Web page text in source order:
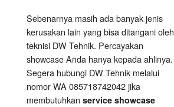
Sebenarnya masih ada banyak jenis
kerusakan lain yang bisa ditangani oleh
teknisi DW Tehnik. Percayakan
showcase Anda hanya kepada ahlinya.
Segera hubungi DW Tehnik melalui
nomor WA 085718742042 jika
membutuhkan service showcase